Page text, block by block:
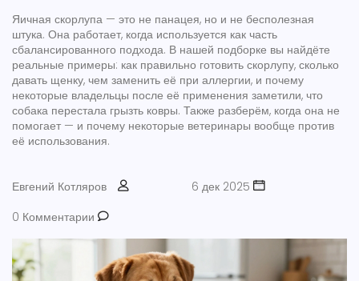
Яичная скорлупа — это не панацея, но и не бесполезная
штука. Она работает, когда используется как часть
сбалансированного подхода. В нашей подборке вы найдёте
реальные примеры: как правильно готовить скорлупу, сколько
давать щенку, чем заменить её при аллергии, и почему
некоторые владельцы после её применения заметили, что
собака перестала грызть ковры. Также разберём, когда она не
помогает — и почему некоторые ветеринары вообще против
её использования.
Евгений Котляров
6 дек 2025
0 Комментарии